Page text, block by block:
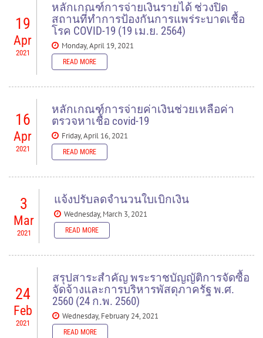
Documents to download
25640512_2 procurement (.pdf, 88.46 KB) - 802 download(s)
19
Apr
2021
หลักเกณฑ์การจ่ายเงินรายได้ ช่วงปิด
สถานที่ทำการป้องกันการแพร่ระบาดเชื้อ
โรค COVID-19 (19 เม.ย. 2564)
Monday, April 19, 2021
READ MORE
16
Apr
2021
หลักเกณฑ์การจ่ายค่าเงินช่วยเหลือค่า
ตรวจหาเชื้อ covid-19
Friday, April 16, 2021
READ MORE
3
Mar
2021
แจ้งปรับลดจำนวนใบเบิกเงิน
Wednesday, March 3, 2021
READ MORE
READ MORE
24
Feb
2021
สรุปสาระสำคัญ พระราชบัญญัติการจัดซื้อ
จัดจ้างและการบริหารพัสดุภาครัฐ พ.ศ.
2560 (24 ก.พ. 2560)
Wednesday, February 24, 2021
READ MORE